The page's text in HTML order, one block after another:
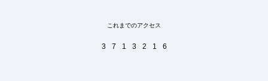
これまでのアクセス
3 7 1 3 2 1 6